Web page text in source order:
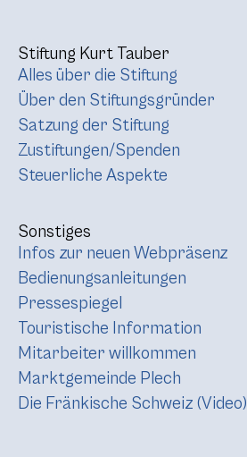
Stiftung Kurt Tauber
Alles über die Stiftung
Über den Stiftungsgründer
Satzung der Stiftung
Zustiftungen/Spenden
Steuerliche Aspekte
Sonstiges
Infos zur neuen Webpräsenz
Bedienungsanleitungen
Pressespiegel
Touristische Information
Mitarbeiter willkommen
Marktgemeinde Plech
Die Fränkische Schweiz (Video)